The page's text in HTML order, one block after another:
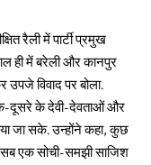
रैली में पार्टी प्रमुख
ही में बरेली और कानपुर
विवाद पर बोला.
दूसरे के देवी-देवताओं और
जा सके. उन्होंने कहा, कुछ
एक सोची-समझी साजिश